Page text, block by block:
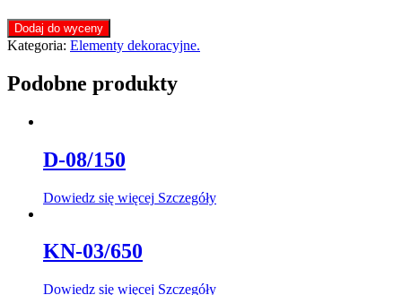
Dodaj do wyceny
Kategoria: Elementy dekoracyjne.
Podobne produkty
D-08/150
Dowiedz się więcej Szczegóły
KN-03/650
Dowiedz się więcej Szczegóły